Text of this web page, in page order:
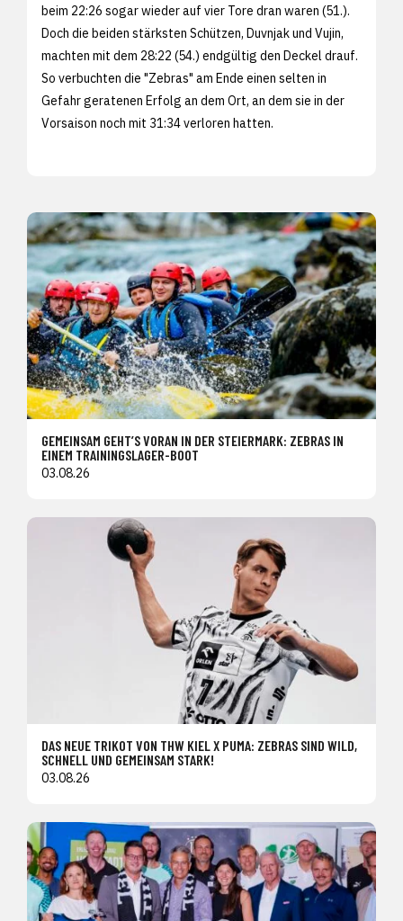
beim 22:26 sogar wieder auf vier Tore dran waren (51.).
Doch die beiden stärksten Schützen, Duvnjak und Vujin,
machten mit dem 28:22 (54.) endgültig den Deckel drauf.
So verbuchten die "Zebras" am Ende einen selten in
Gefahr geratenen Erfolg an dem Ort, an dem sie in der
Vorsaison noch mit 31:34 verloren hatten.
GEMEINSAM GEHT’S VORAN IN DER STEIERMARK: ZEBRAS IN
EINEM TRAININGSLAGER-BOOT
03.08.26
DAS NEUE TRIKOT VON THW KIEL X PUMA: ZEBRAS SIND WILD,
SCHNELL UND GEMEINSAM STARK!
03.08.26